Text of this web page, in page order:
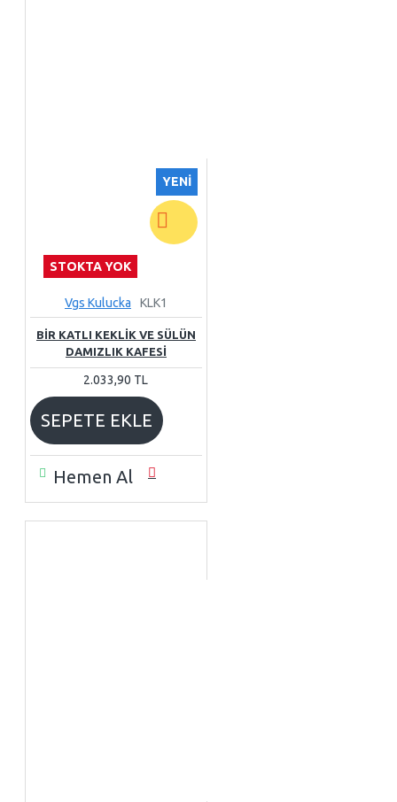
YENI
STOKTA YOK
Vgs Kulucka KLK1
BİR KATLI KEKLİK VE SÜLÜN
DAMIZLIK KAFESİ
2.033,90 TL
SEPETE EKLE
Hemen Al